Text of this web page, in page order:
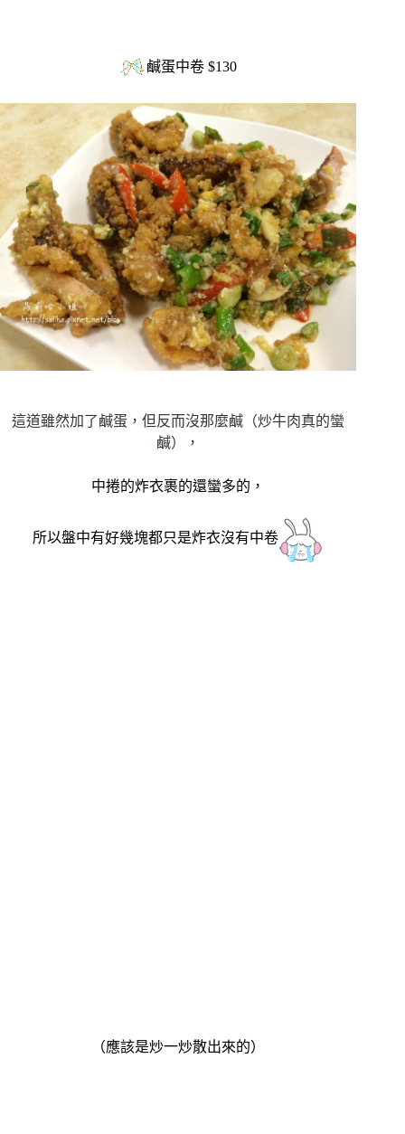
鹹蛋中卷 $130
這道雖然加了鹹蛋，但反而沒那麼鹹（炒牛肉真的蠻
鹹），
中捲的炸衣裹的還蠻多的，
所以盤中有好幾塊都只是炸衣沒有中卷
（應該是炒一炒散出來的）